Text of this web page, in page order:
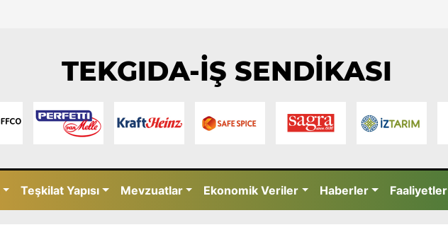
TEKGIDA-İŞ SENDİKASI
Teşkilat Yapısı Mevzuatlar Ekonomik Veriler Haberler Faaliyetler